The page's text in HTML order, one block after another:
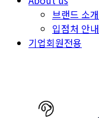
브랜드 소개
입점처 안내
기업회원전용